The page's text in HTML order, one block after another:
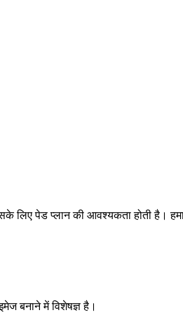
लिए पेड प्लान की आवश्यकता होती है।
बनाने में विशेषज्ञ है।